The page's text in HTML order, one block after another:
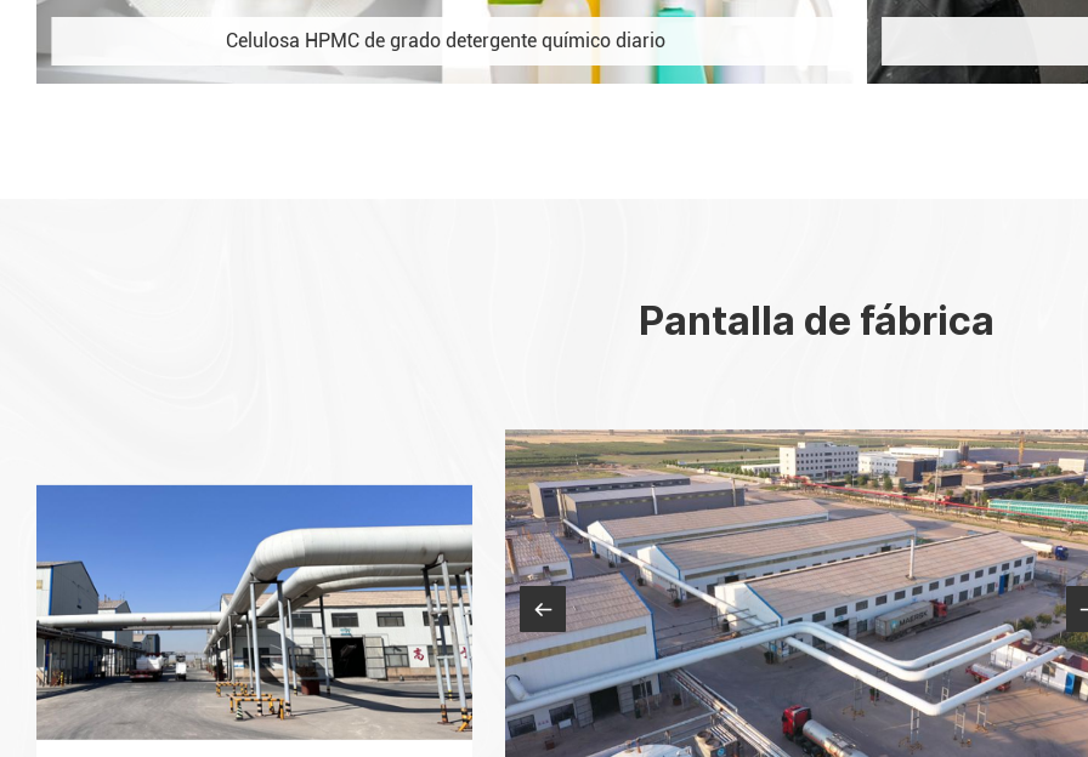
Celulosa HPMC de grado detergente químico diario
Pantalla de fábrica
Pantalla
de
fábrica